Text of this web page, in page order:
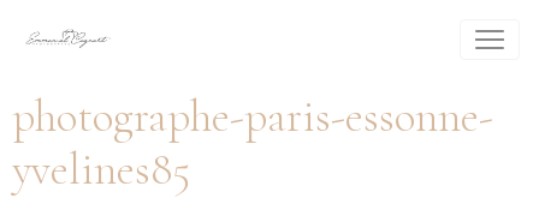
photographe-paris-essonne-
yvelines85